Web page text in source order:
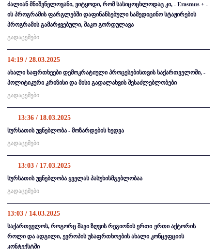
ძალიან მნიშვნელოვანი, ვიტყოდი, რომ სასიცოცხლოდაც კი, - Erasmus + -
ის პროგრამის ფარგლებში დაფინანსებული სამედიცინო სტაჟირების
პროგრამის გამარჯვებული, შაკო გორდულავა
გადაცემები
14:19 / 28.03.2025
ახალი საფრთხეები დემოკრატიული პროცესებისთვის საქართველოში, -
პოლიტიკური კრიზისი და მისი გადალახვის შესაძლებლობები
გადაცემები
13:36 / 18.03.2025
სურსათის უვნებლობა - მოზარდების ხედვა
გადაცემები
13:03 / 17.03.2025
სურსათის უვნებლობა ყველას პასუხისმგებლობაა
გადაცემები
13:03 / 14.03.2025
საქართველოს, როგორც შავი ზღვის რეგიონის ერთი-ერთი აქტორის
როლი და ადგილი, ევროპის უსაფრთხოების ახალი კონცეფციის
კონტექსტში